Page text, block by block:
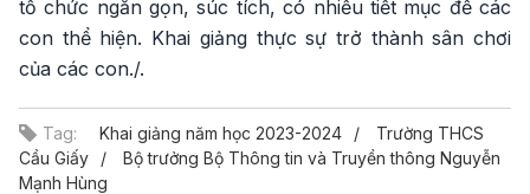
tổ chức ngắn gọn, súc tích, có nhiều tiết mục để các
con thể hiện. Khai giảng thực sự trở thành sân chơi
của các con./.
Tag: Khai giảng năm học 2023-2024
Trường THCS
Cầu Giấy
Bộ trưởng Bộ Thông tin và Truyền thông Nguyễn
Mạnh Hùng